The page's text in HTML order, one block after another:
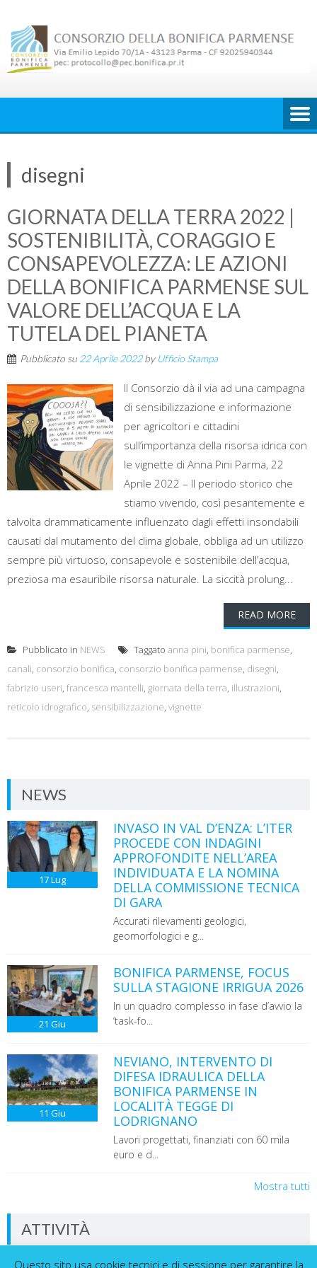
content
disegni
GIORNATA DELLA TERRA 2022 |
SOSTENIBILITÀ, CORAGGIO E
CONSAPEVOLEZZA: LE AZIONI
DELLA BONIFICA PARMENSE SUL
VALORE DELL’ACQUA E LA
TUTELA DEL PIANETA
Pubblicato su 22 Aprile 2022by Ufficio Stampa
Il Consorzio dà il via ad una campagna
di sensibilizzazione e informazione
per agricoltori e cittadini
sull’importanza della risorsa idrica con
le vignette di Anna Pini Parma, 22
Aprile 2022 – Il periodo storico che
stiamo vivendo, così pesantemente e
talvolta drammaticamente influenzato dagli effetti insondabili
causati dal mutamento del clima globale, obbliga ad un utilizzo
sempre più virtuoso, consapevole e sostenibile dell’acqua,
preziosa ma esauribile risorsa naturale. La siccità prolung...
READ MORE
Pubblicato in NEWS Taggato anna pini, bonifica parmense,
canali, consorzio bonifica, consorzio bonifica parmense, disegni,
fabrizio useri, francesca mantelli, giornata della terra, illustrazioni,
reticolo idrografico, sensibilizzazione, vignette
NEWS
17Lug
INVASO IN VAL D’ENZA: L’ITER
PROCEDE CON INDAGINI
APPROFONDITE NELL’AREA
INDIVIDUATA E LA NOMINA
DELLA COMMISSIONE TECNICA
DI GARA
Accurati rilevamenti geologici,
geomorfologici e g...
21 Giu
BONIFICA PARMENSE, FOCUS
SULLA STAGIONE IRRIGUA 2026
In un quadro complesso in fase d’avvio la
‘task-fo...
11 Giu
NEVIANO, INTERVENTO DI
DIFESA IDRAULICA DELLA
BONIFICA PARMENSE IN
LOCALITÀ TEGGE DI
LODRIGNANO
Lavori progettati, finanziati con 60 mila
euro e d...
Mostra tutti
ATTIVITÀ
Questo sito usa cookie tecnici e di sessione per garantire la